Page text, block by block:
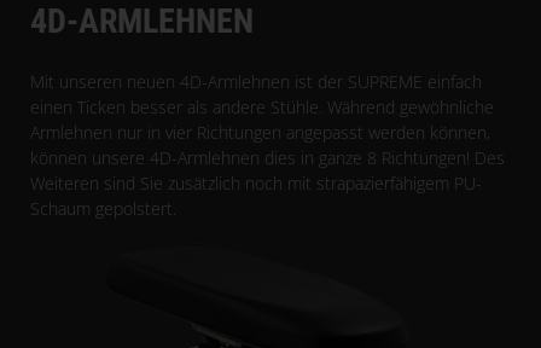
4D-ARMLEHNEN
Mit unseren neuen 4D-Armlehnen ist der SUPREME einfach
einen Ticken besser als andere Stühle. Während gewöhnliche
Armlehnen nur in vier Richtungen angepasst werden können,
können unsere 4D-Armlehnen dies in ganze 8 Richtungen! Des
Weiteren sind Sie zusätzlich noch mit strapazierfähigem PU-
Schaum gepolstert.